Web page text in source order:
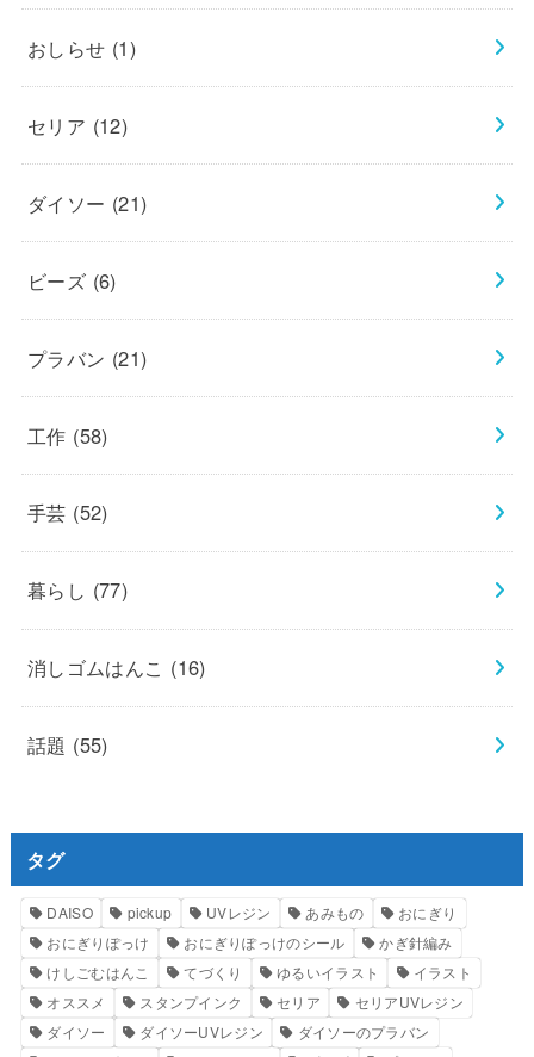
おしらせ (1)
セリア (12)
ダイソー (21)
ビーズ (6)
プラバン (21)
工作 (58)
手芸 (52)
暮らし (77)
消しゴムはんこ (16)
話題 (55)
タグ
DAISO pickup UVレジン あみもの
おにぎり
おにぎりぽっけ
おにぎりぽっけのシール
かぎ針編み
けしごむはんこ
てづくり ゆるいイラスト
イラスト
オススメ
スタンプインク セリア
セリアUVレジン
ダイソー
ダイソーUVレジン
ダイソーのプラバン